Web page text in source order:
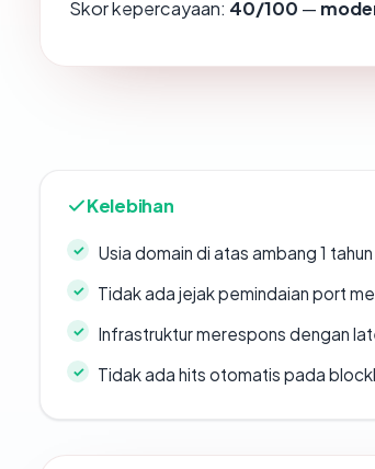
Skor kepercayaan: 40/100 —
Kelebihan
Usia domain di atas ambang 1 tahun
Tidak ada jejak pemindaian port
Infrastruktur merespons dengan
Tidak ada hits otomatis pada